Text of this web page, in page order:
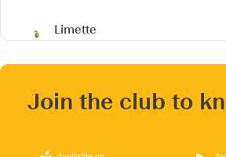
Limette
Join the club to